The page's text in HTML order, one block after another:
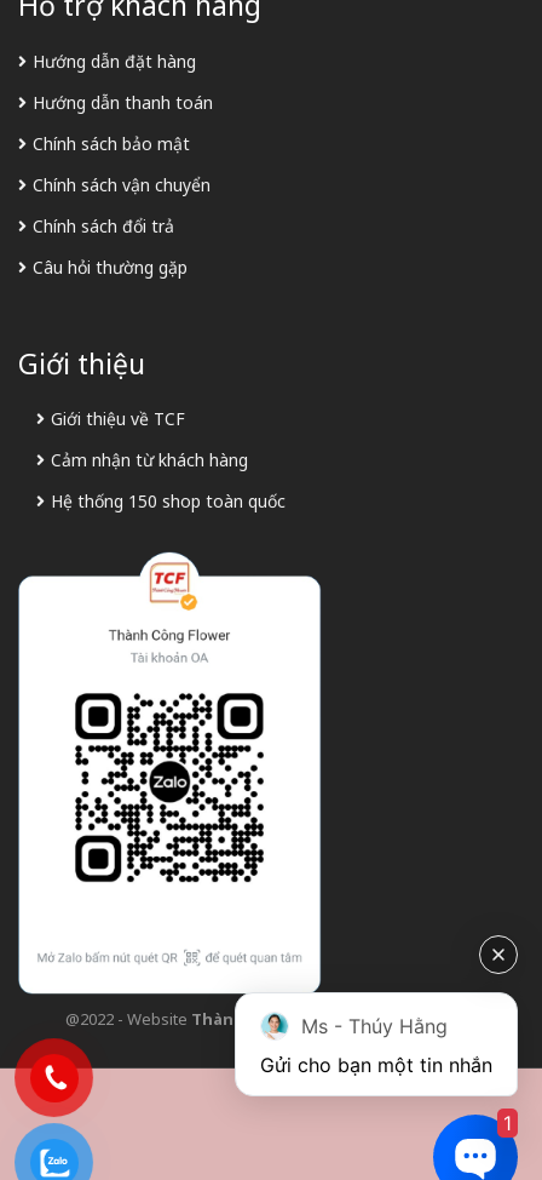
Hướng dẫn đặt hàng
Hướng dẫn thanh toán
Chính sách bảo mật
Chính sách vận chuyển
Chính sách đổi trả
Câu hỏi thường gặp
Giới thiệu
Giới thiệu về TCF
Cảm nhận từ khách hàng
Hệ thống 150 shop toàn quốc
@2022 - Website Thành Công Flower| Design bởi
Ms - Thúy Hằng
Gửi cho bạn một tin nhắn
1